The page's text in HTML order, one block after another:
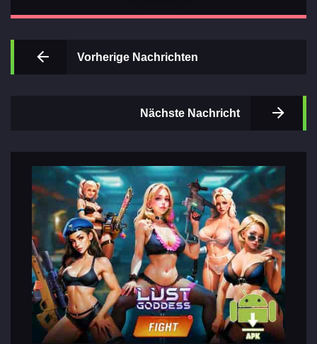
Kontakte
Vorherige Nachrichten
Nächste Nachricht